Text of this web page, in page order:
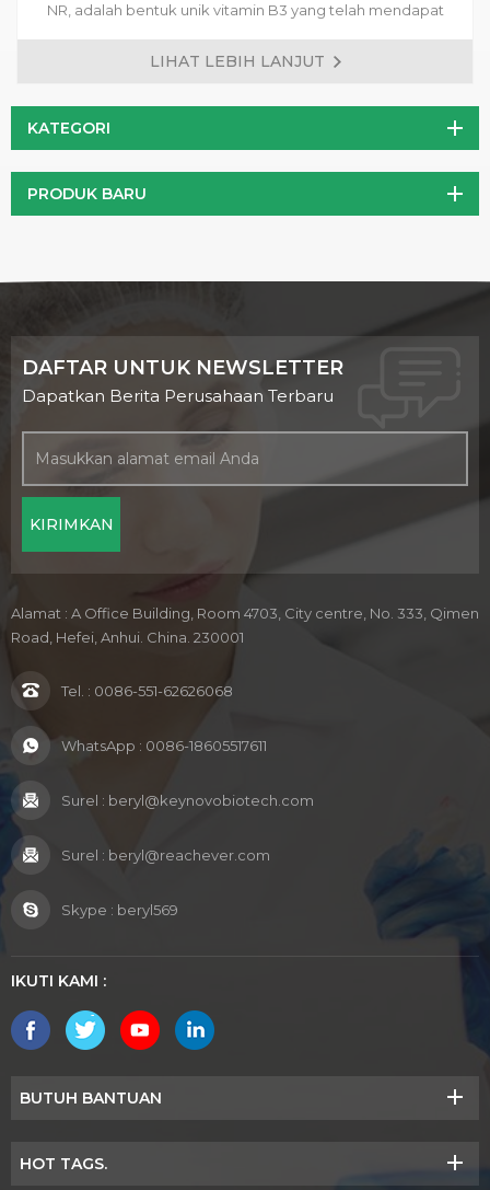
NR, adalah bentuk unik vitamin B3 yang telah mendapat
perhatian signifikan karena potensi manfaat kesehatannya.
Ini adalah bubuk kristal putih yang larut dalam air, sehingga
LIHAT LEBIH LANJUT
KATEGORI
PRODUK BARU
DAFTAR UNTUK NEWSLETTER
Dapatkan Berita Perusahaan Terbaru
Alamat : A Office Building, Room 4703, City centre, No. 333, Qimen
Road, Hefei, Anhui. China. 230001
Tel. : 0086-551-62626068
WhatsApp : 0086-18605517611
Surel : beryl@keynovobiotech.com
Surel : beryl@reachever.com
Skype : beryl569
IKUTI KAMI :
BUTUH BANTUAN
HOT TAGS.